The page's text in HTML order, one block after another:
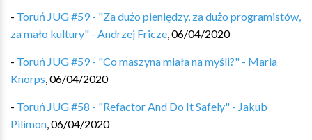
- Toruń JUG #59 - "Za dużo pieniędzy, za dużo programistów,
za mało kultury" - Andrzej Fricze,06/04/2020
- Toruń JUG #59 - "Co maszyna miała na myśli?" - Maria
Knorps,06/04/2020
- Toruń JUG #58 - "Refactor And Do It Safely" - Jakub
Pilimon,06/04/2020